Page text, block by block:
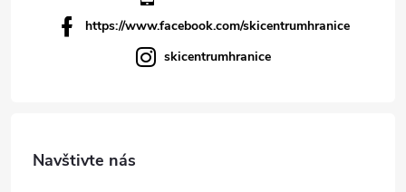
https://www.facebook.com/skicentrumhranice
skicentrumhranice
Navštivte nás